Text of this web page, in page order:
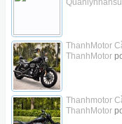
ThanhMotor
ThanhMotor
Thanhmotor
ThanhMotor